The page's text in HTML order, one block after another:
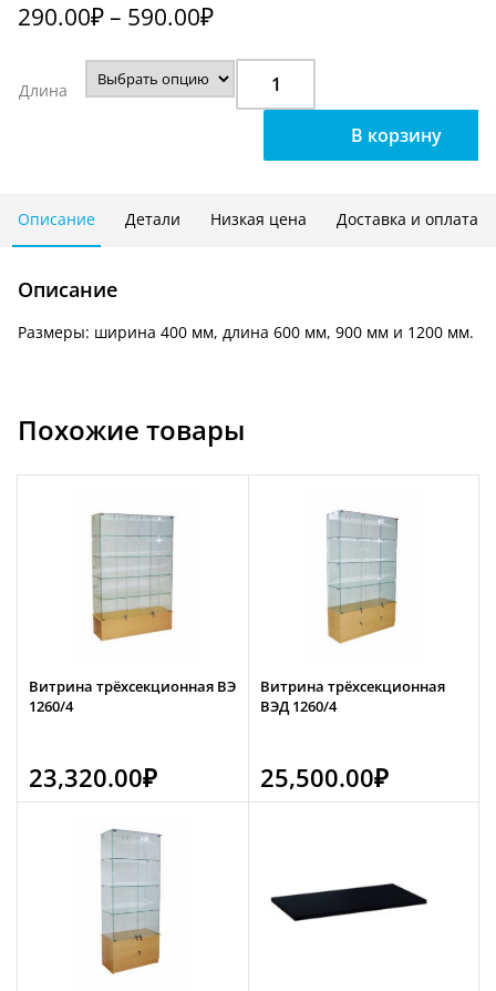
290.00₽– 590.00₽
Длина
Полка
(ширина
В корзину
Описание Детали Низкая цена Доставка и оплата
Описание
Размеры: ширина 400 мм, длина 600 мм, 900 мм и 1200 мм.
Похожие товары
Витрина трёхсекционная ВЭ
1260/4
23,320.00₽
Витрина трёхсекционная
ВЭД 1260/4
25,500.00₽